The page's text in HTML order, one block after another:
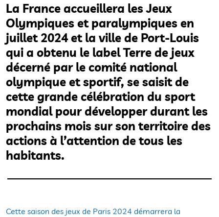
La France accueillera les Jeux
Olympiques et paralympiques en
juillet 2024 et la ville de Port-Louis
qui a obtenu le label Terre de jeux
décerné par le comité national
olympique et sportif, se saisit de
cette grande célébration du sport
mondial pour développer durant les
prochains mois sur son territoire des
actions à l’attention de tous les
habitants.
Cette saison des jeux de Paris 2024 démarrera la